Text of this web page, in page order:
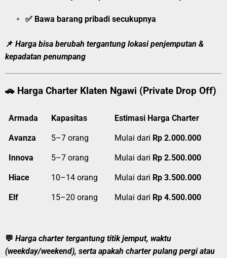
✅ Bawa barang pribadi secukupnya
📌 Harga bisa berubah tergantung lokasi penjemputan &
kepadatan penumpang
🚗 Harga Charter Klaten Ngawi (Private Drop Off)
Armada Kapasitas Estimasi Harga Charter
Avanza 5–7 orang Mulai dari Rp 2.000.000
Innova 5–7 orang Mulai dari Rp 2.500.000
Hiace 10–14 orang Mulai dari Rp 3.500.000
Elf 15–20 orang Mulai dari Rp 4.500.000
💬 Harga charter tergantung titik jemput, waktu
(weekday/weekend), serta apakah charter pulang pergi atau